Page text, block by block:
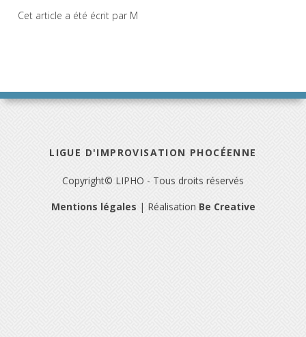
Cet article a été écrit par M
LIGUE D'IMPROVISATION PHOCÉENNE
Copyright© LIPHO - Tous droits réservés
Mentions légales | Réalisation Be Creative